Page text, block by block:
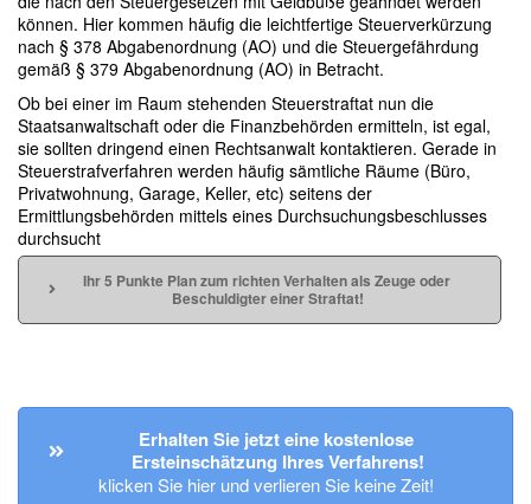
können. Hier kommen häufig die leichtfertige Steuerverkürzung
nach § 378 Abgabenordnung (AO) und die Steuergefährdung
gemäß § 379 Abgabenordnung (AO) in Betracht.
Ob bei einer im Raum stehenden Steuerstraftat nun die
Staatsanwaltschaft oder die Finanzbehörden ermitteln, ist egal,
sie sollten dringend einen Rechtsanwalt kontaktieren. Gerade in
Steuerstrafverfahren werden häufig sämtliche Räume (Büro,
Privatwohnung, Garage, Keller, etc) seitens der
Ermittlungsbehörden mittels eines Durchsuchungsbeschlusses
durchsucht
Ihr 5 Punkte Plan zum richten Verhalten als Zeuge oder
Beschuldigter einer Straftat!
Erhalten Sie jetzt eine kostenlose
Ersteinschätzung Ihres Verfahrens!
klicken Sie hier und verlieren Sie keine Zeit!